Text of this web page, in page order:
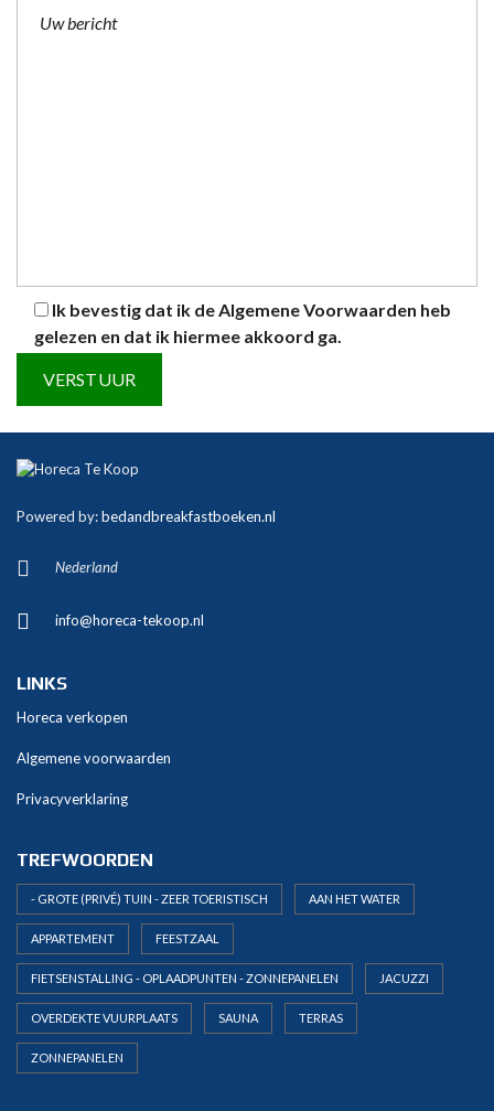
Ik bevestig dat ik deAlgemene Voorwaarden heb
gelezen en dat ik hiermee akkoord ga.
l
e
n
t
v
e
Powered by:bedandbreakfastboeken.nl
Nederland
info@horeca-tekoop.nl
LINKS
Horeca verkopen
Algemene voorwaarden
Privacyverklaring
TREFWOORDEN
- GROTE (PRIVÉ) TUIN - ZEER TOERISTISCH AAN HET WATER
APPARTEMENT FEESTZAAL
FIETSENSTALLING - OPLAADPUNTEN - ZONNEPANELEN JACUZZI
OVERDEKTE VUURPLAATS SAUNA TERRAS
ZONNEPANELEN